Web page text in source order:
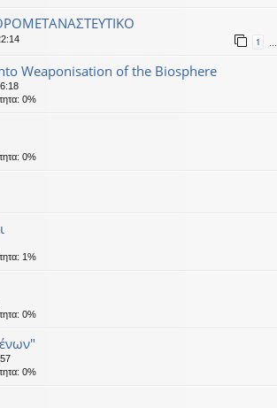
1 …
Weaponisation of the Biosphere
0%
0%
1%
0%
0%